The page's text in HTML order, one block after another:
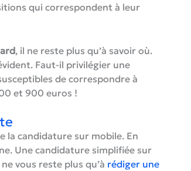
qui correspondent à leur
, il ne reste plus qu’à savoir où.
Faut-il privilégier une
de correspondre à
et 900 euros !
la candidature sur mobile. En
Une candidature simplifiée sur
vous reste plus qu’à rédiger une